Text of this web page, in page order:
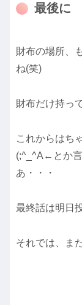
最後に
財布の場所、
ね(笑)
財布だけ持っ
これからはち
(;^_^A←とか
あ・・・
最終話は明日
それでは、ま